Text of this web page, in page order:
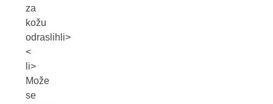
za
kožu
odraslihli>
<
li>
Može
se